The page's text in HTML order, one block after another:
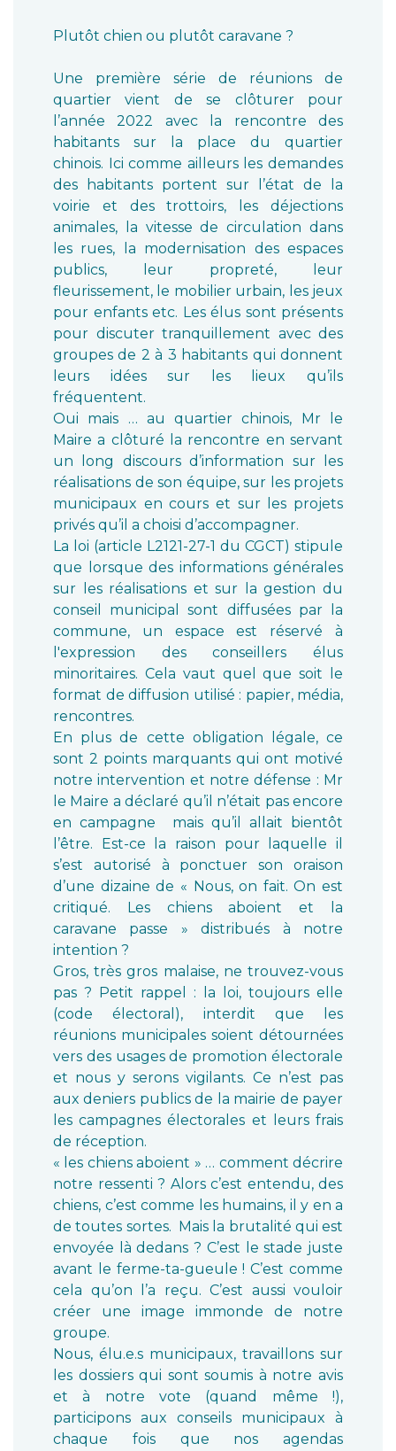
Plutôt chien ou plutôt caravane ?
Une première série de réunions de
quartier vient de se clôturer pour
l’année 2022 avec la rencontre des
habitants sur la place du quartier
chinois. Ici comme ailleurs les demandes
des habitants portent sur l’état de la
voirie et des trottoirs, les déjections
animales, la vitesse de circulation dans
les rues, la modernisation des espaces
publics, leur propreté, leur
fleurissement, le mobilier urbain, les jeux
pour enfants etc. Les élus sont présents
pour discuter tranquillement avec des
groupes de 2 à 3 habitants qui donnent
leurs idées sur les lieux qu’ils
fréquentent.
Oui mais … au quartier chinois, Mr le
Maire a clôturé la rencontre en servant
un long discours d’information sur les
réalisations de son équipe, sur les projets
municipaux en cours et sur les projets
privés qu’il a choisi d’accompagner.
La loi (article L2121-27-1 du CGCT) stipule
que lorsque des informations générales
sur les réalisations et sur la gestion du
conseil municipal sont diffusées par la
commune, un espace est réservé à
l'expression des conseillers élus
minoritaires. Cela vaut quel que soit le
format de diffusion utilisé : papier, média,
rencontres.
En plus de cette obligation légale, ce
sont 2 points marquants qui ont motivé
notre intervention et notre défense : Mr
le Maire a déclaré qu’il n’était pas encore
en campagne mais qu’il allait bientôt
l’être. Est-ce la raison pour laquelle il
s’est autorisé à ponctuer son oraison
d’une dizaine de « Nous, on fait. On est
critiqué. Les chiens aboient et la
caravane passe » distribués à notre
intention ?
Gros, très gros malaise, ne trouvez-vous
pas ? Petit rappel : la loi, toujours elle
(code électoral), interdit que les
réunions municipales soient détournées
vers des usages de promotion électorale
et nous y serons vigilants. Ce n’est pas
aux deniers publics de la mairie de payer
les campagnes électorales et leurs frais
de réception.
« les chiens aboient » … comment décrire
notre ressenti ? Alors c’est entendu, des
chiens, c’est comme les humains, il y en a
de toutes sortes. Mais la brutalité qui est
envoyée là dedans ? C’est le stade juste
avant le ferme-ta-gueule ! C’est comme
cela qu’on l’a reçu. C’est aussi vouloir
créer une image immonde de notre
groupe.
Nous, élu.e.s municipaux, travaillons sur
les dossiers qui sont soumis à notre avis
et à notre vote (quand même !),
participons aux conseils municipaux à
chaque fois que nos agendas